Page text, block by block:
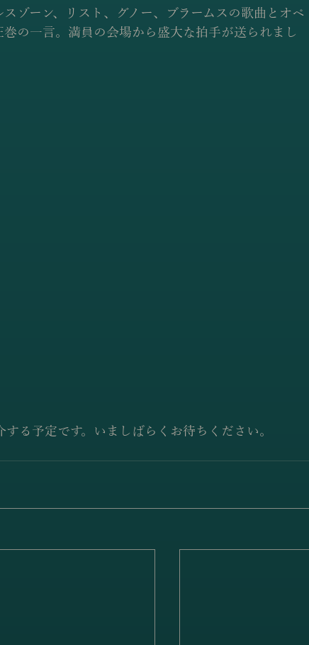
ゾーン、リスト、グノー、ブラームスの歌曲とオペ
の一言。満員の会場から盛大な拍手が送られまし
る予定です。いましばらくお待ちください。